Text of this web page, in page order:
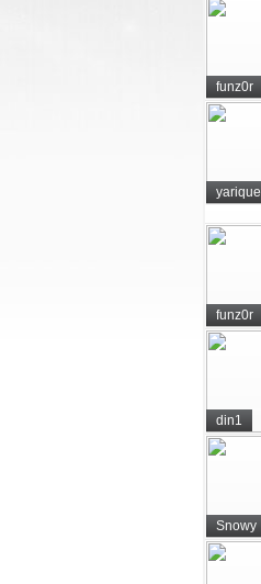
funz0r
yarique
funz0r
din1
Snowy